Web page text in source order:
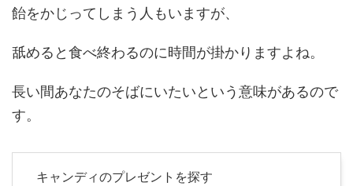
飴をかじってしまう人もいますが、
舐めると食べ終わるのに時間が掛かりますよね。
長い間あなたのそばにいたいという意味があるので
す。
キャンディのプレゼントを探す